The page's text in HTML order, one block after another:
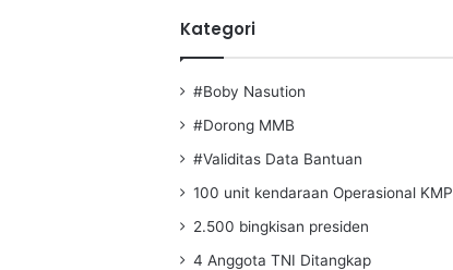
Kategori
#Boby Nasution
#Dorong MMB
#Validitas Data Bantuan
100 unit kendaraan Operasional KMP
2.500 bingkisan presiden
4 Anggota TNI Ditangkap